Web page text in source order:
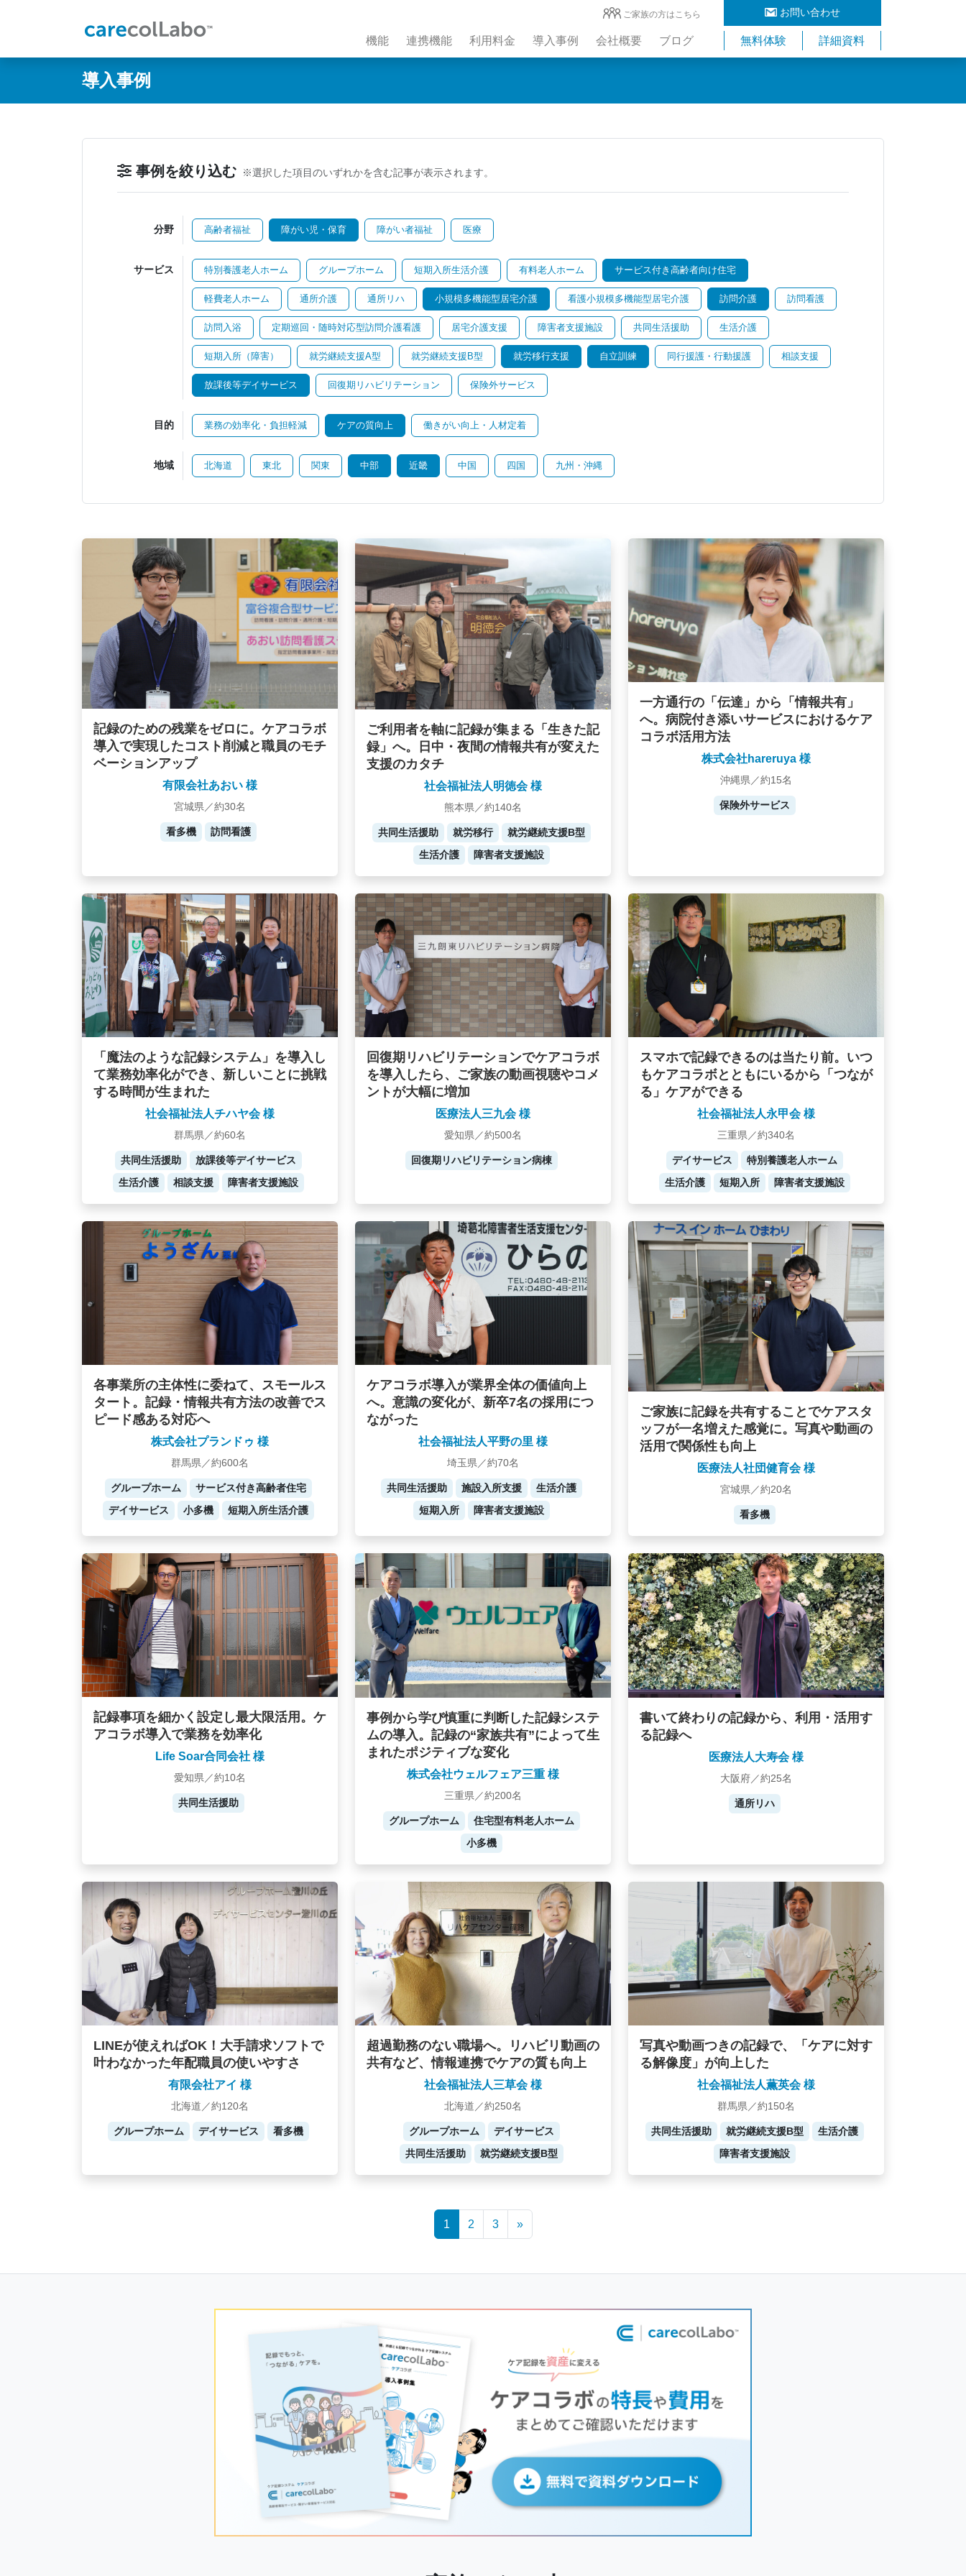
お問い合わせ
ご家族の方はこちら
機能 連携機能 利用料金 導入事例 会社概要 ブログ 無料体験 詳細資料
導入事例
事例を絞り込む ※選択した項目のいずれかを含む記事が表示されます。
分野 高齢者福祉 障がい児・保育 障がい者福祉 医療
サービス 特別養護老人ホーム グループホーム 短期入所生活介護 有料老人ホーム サービス付き高齢者向け住宅
軽費老人ホーム 通所介護 通所リハ 小規模多機能型居宅介護 看護小規模多機能型居宅介護 訪問介護 訪問看護
訪問入浴 定期巡回・随時対応型訪問介護看護 居宅介護支援 障害者支援施設 共同生活援助 生活介護
短期入所（障害） 就労継続支援A型 就労継続支援B型 就労移行支援 自立訓練 同行援護・行動援護 相談支援
放課後等デイサービス 回復期リハビリテーション 保険外サービス
目的 業務の効率化・負担軽減 ケアの質向上 働きがい向上・人材定着
地域 北海道 東北 関東 中部 近畿 中国 四国 九州・沖縄
記録のための残業をゼロに。ケアコラボ
導入で実現したコスト削減と職員のモチ
ベーションアップ
有限会社あおい 様
宮城県／約30名
看多機 訪問看護
ご利用者を軸に記録が集まる「生きた記
録」へ。日中・夜間の情報共有が変えた
支援のカタチ
社会福祉法人明徳会 様
熊本県／約140名
共同生活援助 就労移行
就労継続支援B型
生活介護
障害者支援施設
一方通行の「伝達」から「情報共有」
へ。病院付き添いサービスにおけるケア
コラボ活用方法
株式会社hareruya 様
沖縄県／約15名
保険外サービス
「魔法のような記録システム」を導入し
て業務効率化ができ、新しいことに挑戦
する時間が生まれた
社会福祉法人チハヤ会 様
群馬県／約60名
共同生活援助
放課後等デイサービス
生活介護
相談支援 障害者支援施設
回復期リハビリテーションでケアコラボ
を導入したら、ご家族の動画視聴やコメ
ントが大幅に増加
医療法人三九会 様
愛知県／約500名
回復期リハビリテーション病棟
スマホで記録できるのは当たり前。いつ
もケアコラボとともにいるから「つなが
る」ケアができる
社会福祉法人永甲会 様
三重県／約340名
デイサービス
特別養護老人ホーム
生活介護
短期入所 障害者支援施設
各事業所の主体性に委ねて、スモールス
タート。記録・情報共有方法の改善でス
ピード感ある対応へ
株式会社プランドゥ 様
群馬県／約600名
グループホーム
サービス付き高齢者住宅
デイサービス
小多機 短期入所生活介護
ケアコラボ導入が業界全体の価値向上
へ。意識の変化が、新卒7名の採用につ
ながった
社会福祉法人平野の里 様
埼玉県／約70名
共同生活援助 施設入所支援
生活介護
短期入所
障害者支援施設
ご家族に記録を共有することでケアスタ
ッフが一名増えた感覚に。写真や動画の
活用で関係性も向上
医療法人社団健育会 様
宮城県／約20名
看多機
記録事項を細かく設定し最大限活用。ケ
アコラボ導入で業務を効率化
Life Soar合同会社 様
愛知県／約10名
共同生活援助
事例から学び慎重に判断した記録システ
ムの導入。記録の“家族共有”によって生
まれたポジティブな変化
株式会社ウェルフェア三重 様
三重県／約200名
グループホーム
住宅型有料老人ホーム
小多機
書いて終わりの記録から、利用・活用す
る記録へ
医療法人大寿会 様
大阪府／約25名
通所リハ
LINEが使えればOK！大手請求ソフトで
叶わなかった年配職員の使いやすさ
有限会社アイ 様
北海道／約120名
グループホーム デイサービス 看多機
超過勤務のない職場へ。リハビリ動画の
共有など、情報連携でケアの質も向上
社会福祉法人三草会 様
北海道／約250名
グループホーム
デイサービス
共同生活援助
就労継続支援B型
写真や動画つきの記録で、「ケアに対す
る解像度」が向上した
社会福祉法人薫英会 様
群馬県／約150名
共同生活援助 就労継続支援B型
生活介護
障害者支援施設
1 2 3 »